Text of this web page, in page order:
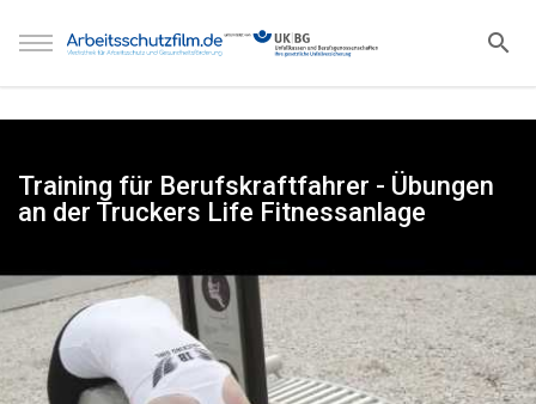
Training für Berufskraftfahrer - Übungen
an der Truckers Life Fitnessanlage